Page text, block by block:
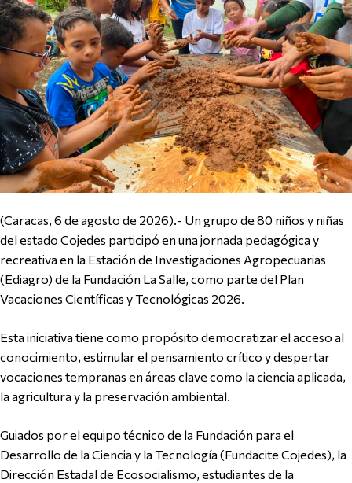
(Caracas, 6 de agosto de 2026).- Un grupo de 80 niños y niñas
del estado Cojedes participó en una jornada pedagógica y
recreativa en la Estación de Investigaciones Agropecuarias
(Ediagro) de la Fundación La Salle, como parte del Plan
Vacaciones Científicas y Tecnológicas 2026.
Esta iniciativa tiene como propósito democratizar el acceso al
conocimiento, estimular el pensamiento crítico y despertar
vocaciones tempranas en áreas clave como la ciencia aplicada,
la agricultura y la preservación ambiental.
Guiados por el equipo técnico de la Fundación para el
Desarrollo de la Ciencia y la Tecnología (Fundacite Cojedes), la
Dirección Estadal de Ecosocialismo, estudiantes de la